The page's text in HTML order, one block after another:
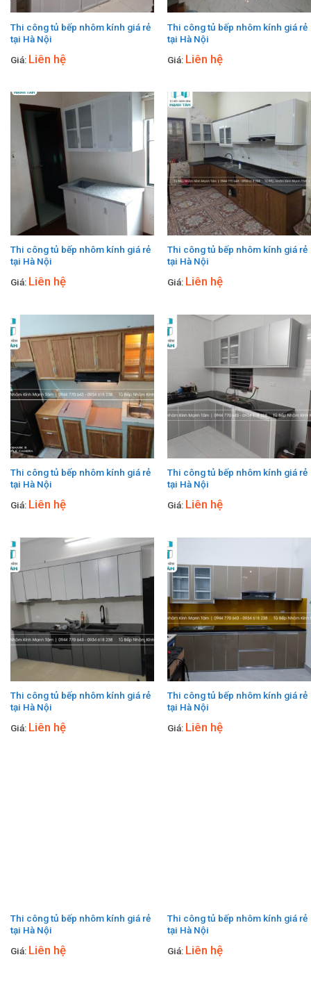
Thi công tủ bếp nhôm kính giá rẻ
tại Hà Nội
Giá: Liên hệ
Thi công tủ bếp nhôm kính giá rẻ
tại Hà Nội
Giá: Liên hệ
Thi công tủ bếp nhôm kính giá rẻ
tại Hà Nội
Giá: Liên hệ
Thi công tủ bếp nhôm kính giá rẻ
tại Hà Nội
Giá: Liên hệ
Thi công tủ bếp nhôm kính giá rẻ
tại Hà Nội
Giá: Liên hệ
Thi công tủ bếp nhôm kính giá rẻ
tại Hà Nội
Giá: Liên hệ
Thi công tủ bếp nhôm kính giá rẻ
tại Hà Nội
Giá: Liên hệ
Thi công tủ bếp nhôm kính giá rẻ
tại Hà Nội
Giá: Liên hệ
Thi công tủ bếp nhôm kính giá rẻ
tại Hà Nội
Giá: Liên hệ
Thi công tủ bếp nhôm kính giá rẻ
tại Hà Nội
Giá: Liên hệ